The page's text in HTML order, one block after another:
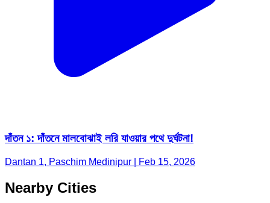
দাঁতন ১: দাঁতনে মালবোঝাই লরি যাওয়ার পথে দুর্ঘটনা!
Dantan 1, Paschim Medinipur | Feb 15, 2026
Nearby Cities